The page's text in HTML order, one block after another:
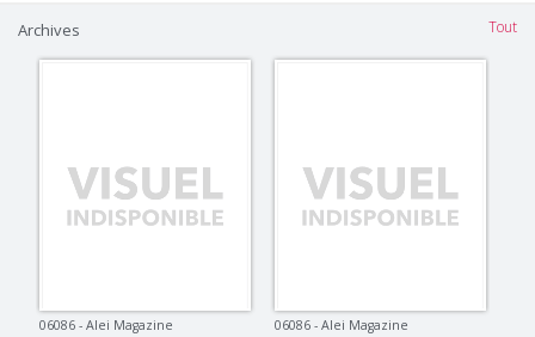
Archives Tout
06086 - Alei Magazine 06086 - Alei Magazine